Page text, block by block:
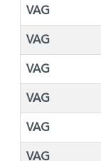
VAG
VAG
VAG
VAG
VAG
VAG